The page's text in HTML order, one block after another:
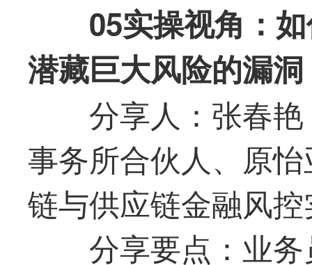
05实操视角：
潜藏巨大风险的漏洞
分享人：张春
事务所合伙人、原
链与供应链金融风
分享要点：业